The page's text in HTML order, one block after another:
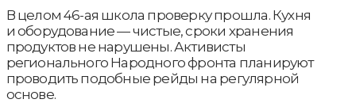
В целом 46-ая школа проверку прошла. Кухня
и оборудование — чистые, сроки хранения
продуктов не нарушены. Активисты
регионального Народного фронта планируют
проводить подобные рейды на регулярной
основе.